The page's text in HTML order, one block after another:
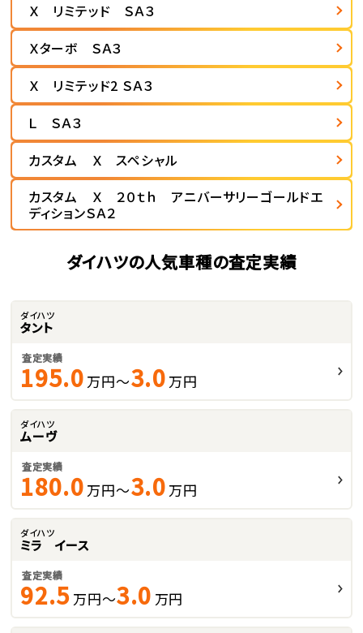
Ｘ リミテッド ＳＡ３
Ｘターボ ＳＡ３
Ｘ リミテッド2 ＳＡ３
Ｌ ＳＡ３
カスタム Ｘ スペシャル
カスタム Ｘ ２０ｔｈ アニバーサリーゴールドエ
ディションＳＡ２
ダイハツの人気車種の査定実績
ダイハツ
タント
査定実績
195.0 万円～3.0 万円
ダイハツ
ムーヴ
査定実績
180.0 万円～3.0 万円
ダイハツ
ミラ イース
査定実績
92.5 万円～3.0 万円